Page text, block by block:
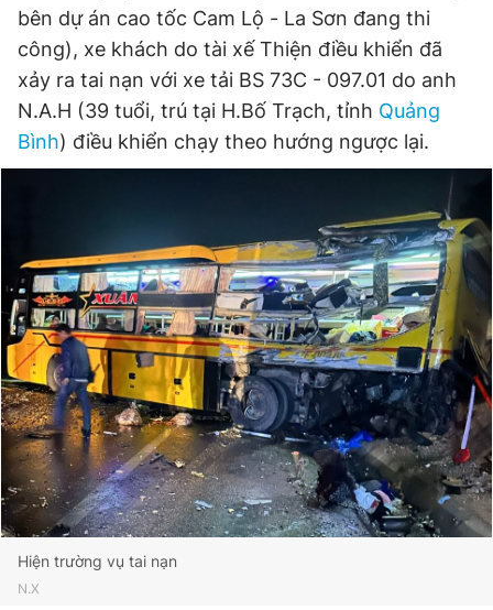
bên dự án cao tốc Cam Lộ - La Sơn đang thi
công), xe khách do tài xế Thiện điều khiển đã
xảy ra tai nạn với xe tải BS 73C - 097.01 do anh
N.A.H (39 tuổi, trú tại H.Bố Trạch, tỉnh Quảng
Bình) điều khiển chạy theo hướng ngược lại.
Hiện trường vụ tai nạn
N.X